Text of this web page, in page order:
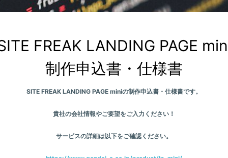
FREAK LANDING PAGE
制作申込書・仕様書
SITE FREAK LANDING PAGE miniの制作申込書・仕様書です。
貴社の会社情報やご要望をご入力ください！
サービスの詳細は以下をご確認ください。